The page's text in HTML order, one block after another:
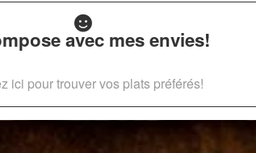
avec mes envies!
ici pour trouver vos plats préférés!